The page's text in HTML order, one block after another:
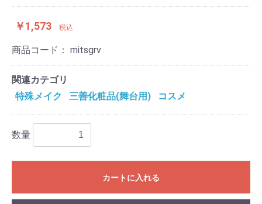
￥1,573 税込
商品コード： mitsgrv
関連カテゴリ
特殊メイク
三善化粧品(舞台用) コスメ
数量
カートに入れる